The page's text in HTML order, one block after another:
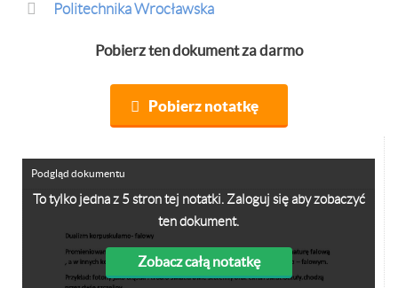
Politechnika Wrocławska
Pobierz ten dokument za darmo
Pobierz notatkę
To tylko jedna z 5 stron tej notatki. Zaloguj się aby zobaczyć
ten dokument.
Zobacz całą notatkę
Podgląd dokumentu